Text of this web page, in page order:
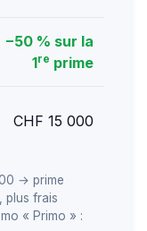
−50 % sur la
1re prime
CHF 15 000
→ prime
plus frais
« Primo » :